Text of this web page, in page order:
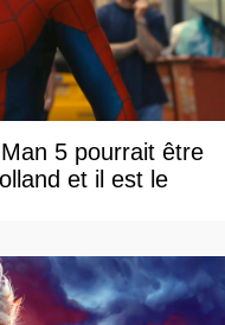
5 pourrait être
et il est le